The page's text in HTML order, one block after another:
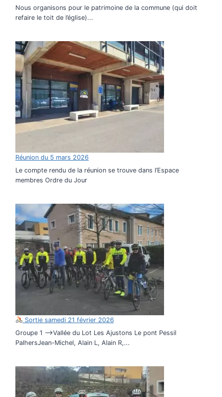
Nous organisons pour le patrimoine de la commune (qui doit
refaire le toit de l’église)...
Réunion du 5 mars 2026
Le compte rendu de la réunion se trouve dans l’Espace
membres Ordre du Jour
Sortie samedi 21 février 2026
Groupe 1 –>Vallée du Lot Les Ajustons Le pont Pessil
PalhersJean-Michel, Alain L, Alain R,...